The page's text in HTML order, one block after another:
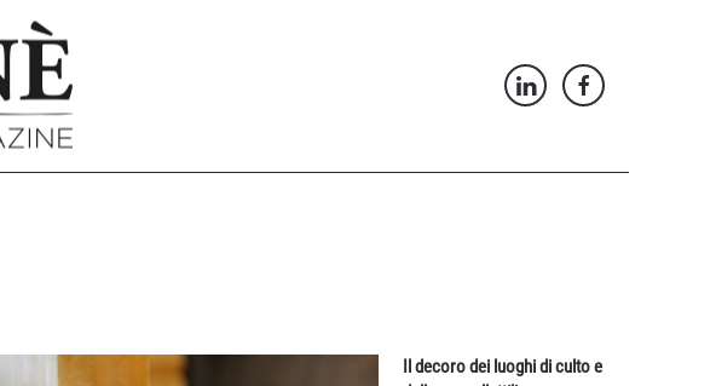
Il decoro dei luoghi di culto e